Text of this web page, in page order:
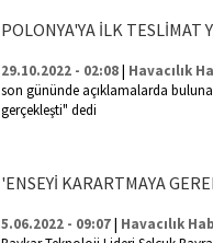
POLONYA'YA İLK TESLİMAT
29.10.2022 - 02:08| Havacılık
son gününde açıklamalarda
gerçekleşti" dedi
'ENSEYİ KARARTMAYA
5.06.2022 - 09:07| Havacılık